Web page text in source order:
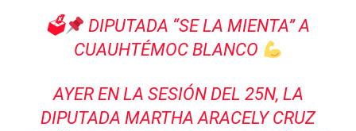
🗳
DIPUTADA “SE LA MIENTA” A
CUAUHTÉMOC BLANCO
AYER EN LA SESIÓN DEL 25N, LA
DIPUTADA MARTHA ARACELY CRUZ